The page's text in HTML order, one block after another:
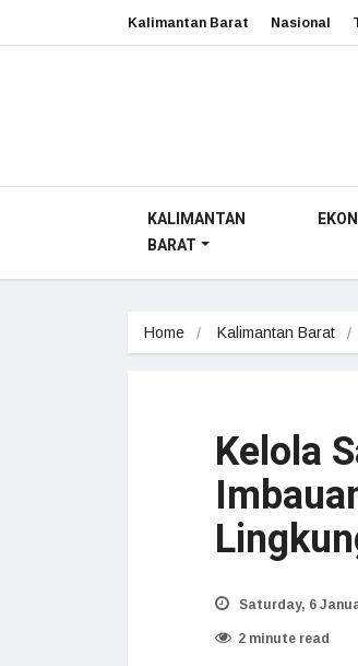
Kalimantan Barat Nasional
KALIMANTAN
BARAT
Home Kalimantan Barat
Kelola
Saturday, 6
2 minute read